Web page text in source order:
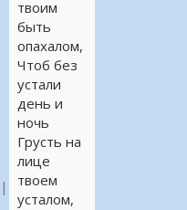
твоим
быть
опахалом,
Чтоб без
устали
день и
ночь
Грусть на
лице
твоем
усталом,
|